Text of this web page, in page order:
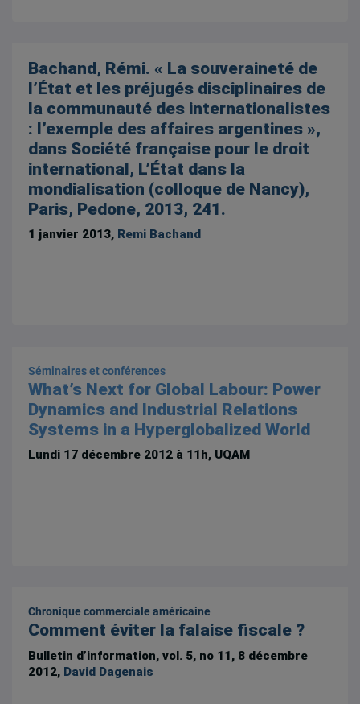
Bachand, Rémi. « La souveraineté de
l’État et les préjugés disciplinaires de
la communauté des internationalistes
: l’exemple des affaires argentines »,
dans Société française pour le droit
international, L’État dans la
mondialisation (colloque de Nancy),
Paris, Pedone, 2013, 241.
1 janvier 2013, Remi Bachand
Séminaires et conférences
What’s Next for Global Labour: Power
Dynamics and Industrial Relations
Systems in a Hyperglobalized World
Lundi 17 décembre 2012 à 11h, UQAM
Chronique commerciale américaine
Comment éviter la falaise fiscale ?
Bulletin d’information, vol. 5, no 11, 8 décembre
2012, David Dagenais